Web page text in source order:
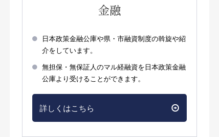
金融
日本政策金融公庫や県・市融資制度の斡旋や紹
介をしています。
無担保・無保証人のマル経融資を日本政策金融
公庫より受けることができます。
詳しくはこちら